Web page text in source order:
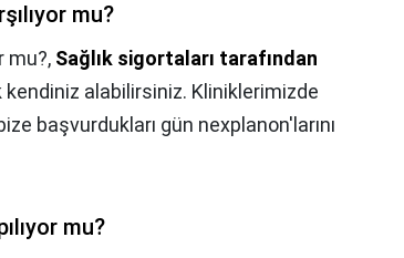
mu?
mu?, Sağlık sigortaları tarafından
kendiniz alabilirsiniz. Kliniklerimizde
başvurdukları gün nexplanon'larını
mu?